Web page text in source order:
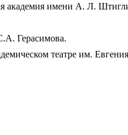
академия имени А. Л.
Герасимова.
театре им.